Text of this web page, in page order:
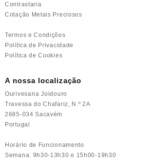
Contrastaria
Cotação Metais Preciosos
Termos e Condições
Política de Privacidade
Política de Cookies
A nossa localização
Ourivesaria Joidouro
Travessa do Chafariz, N.º 2A
2685-034 Sacavém
Portugal
Horário de Funcionamento
Semana: 9h30-13h30 e 15h00-19h30